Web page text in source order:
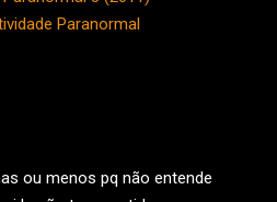
Paranormal
ou menos pq não entende